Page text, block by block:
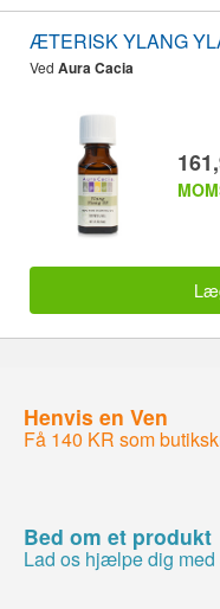
ÆTERISK YLANG
Ved Aura Cacia
Henvis en Ven
Få 140 KR som
Bed om et produkt
Lad os hjælpe dig med